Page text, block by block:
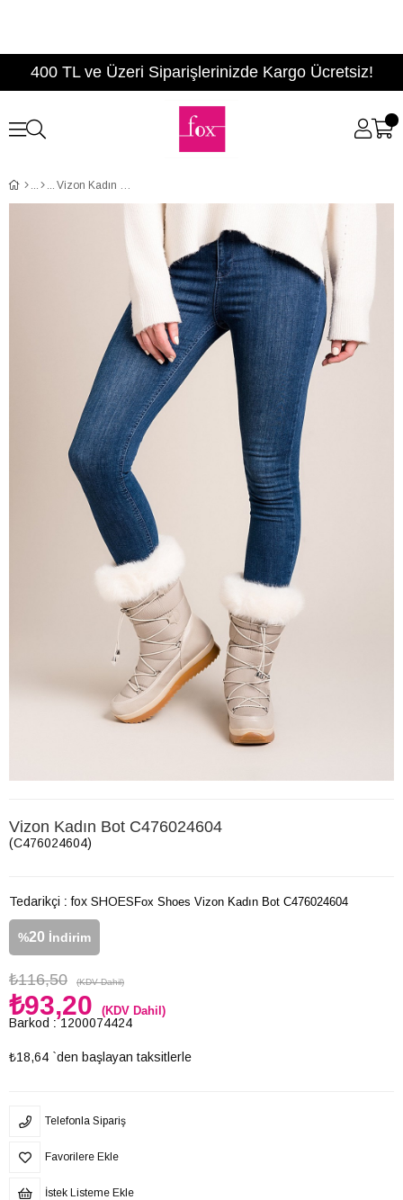
400 TL ve Üzeri Siparişlerinizde Kargo Ücretsiz!
Vizon Kadın Bot C476024604
Vizon Kadın Bot C476024604
(C476024604)
Tedarikçi : fox SHOES
%20 İndirim
₺116,50 (KDV Dahil)
₺93,20 (KDV Dahil)
Barkod : 1200074424
₺18,64 `den başlayan taksitlerle
Fox Shoes Vizon Kadın Bot C476024604
Telefonla Sipariş
Favorilere Ekle
İstek Listeme Ekle